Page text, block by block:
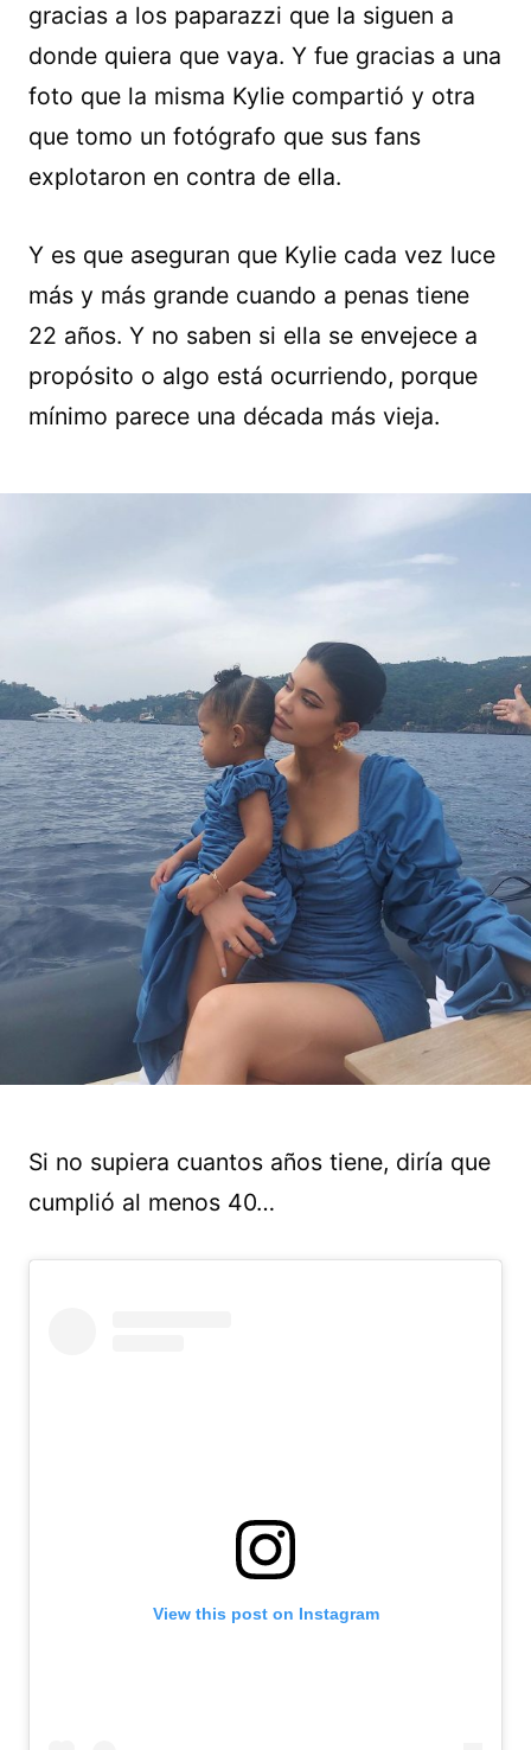
gracias a los paparazzi que la siguen a
donde quiera que vaya. Y fue gracias a una
foto que la misma Kylie compartió y otra
que tomo un fotógrafo que sus fans
explotaron en contra de ella.
Y es que aseguran que Kylie cada vez luce
más y más grande cuando a penas tiene
22 años. Y no saben si ella se envejece a
propósito o algo está ocurriendo, porque
mínimo parece una década más vieja.
Si no supiera cuantos años tiene, diría que
cumplió al menos 40…
View this post on Instagram